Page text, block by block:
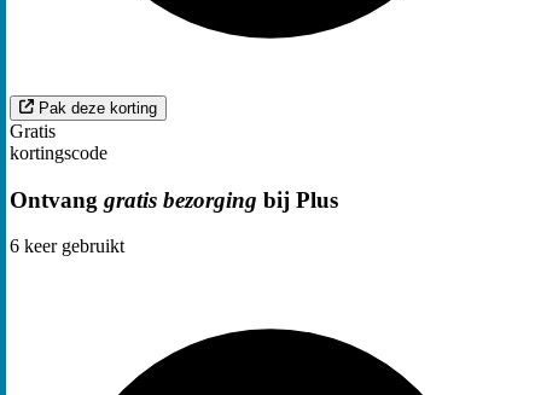
Pak deze korting
Gratis
kortingscode
Ontvang gratis bezorging bij Plus
6 keer gebruikt